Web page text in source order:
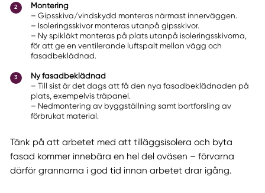
Montering
– Gipsskiva/vindskydd monteras närmast innerväggen.
– Isoleringsskivor monteras utanpå gipsskivor.
– Ny spikläkt monteras på plats utanpå isoleringsskivorna,
för att ge en ventilerande luftspalt mellan vägg och
fasadbeklädnad.
Ny fasadbeklädnad
– Till sist är det dags att få den nya fasadbeklädnaden på
plats, exempelvis träpanel.
– Nedmontering av byggställning samt bortforsling av
förbrukat material.
Tänk på att arbetet med att tilläggsisolera och byta
fasad kommer innebära en hel del oväsen – förvarna
därför grannarna i god tid innan arbetet drar igång.